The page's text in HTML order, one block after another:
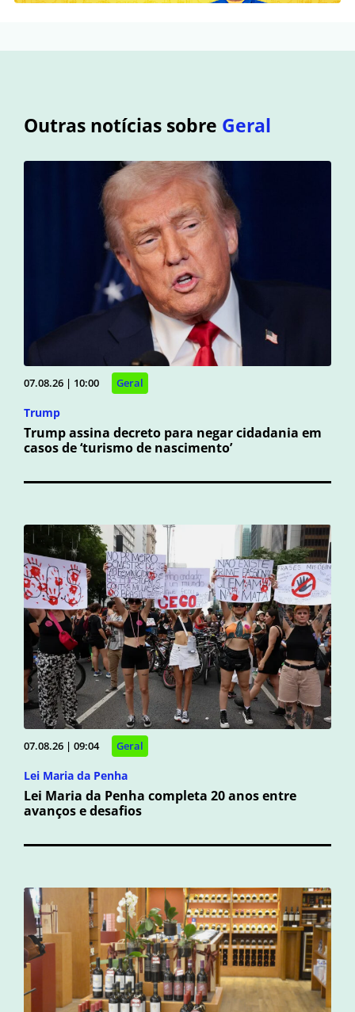
Outras notícias sobre Geral
07.08.26 | 10:00 Geral
Trump
Trump assina decreto para negar cidadania em
casos de ‘turismo de nascimento’
07.08.26 | 09:04 Geral
Lei Maria da Penha
Lei Maria da Penha completa 20 anos entre
avanços e desafios